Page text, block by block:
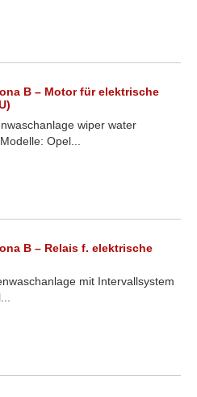
B – Motor für elektrische
wiper water
Opel...
B – Relais f. elektrische
mit Intervallsystem